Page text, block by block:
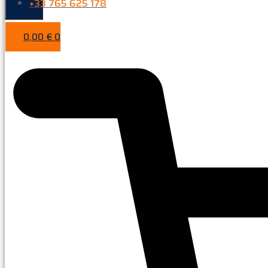
+33 765 625 178
0,00€0